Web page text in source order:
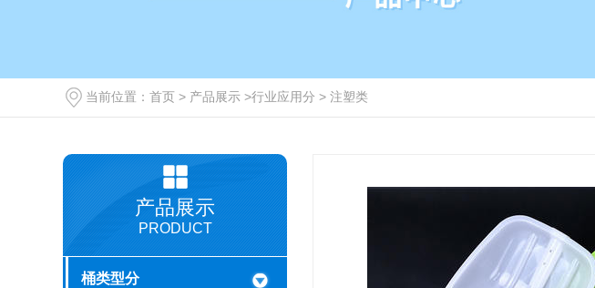
当前位置： 首页 > 产品展示 >行业应用分 > 注塑类
产品展示
PRODUCT
桶类型分